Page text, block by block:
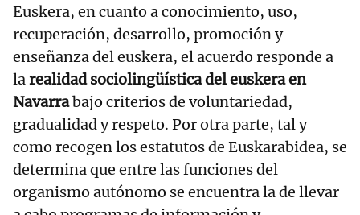
Euskera, en cuanto a conocimiento, uso,
recuperación, desarrollo, promoción y
enseñanza del euskera, el acuerdo responde a
larealidad sociolingüística del euskera en
Navarrabajo criterios de voluntariedad,
gradualidad y respeto. Por otra parte, tal y
como recogen los estatutos de Euskarabidea, se
determina que entre las funciones del
organismo autónomo se encuentra la de llevar